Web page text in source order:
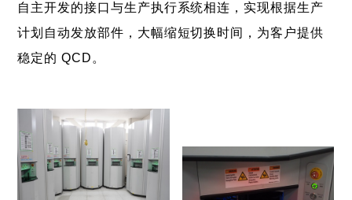
自主开发的接口与生产执行系统相连，实现根据生产
计划自动发放部件，大幅缩短切换时间，为客户提供
稳定的 QCD。